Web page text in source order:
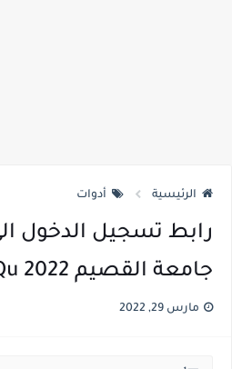
الرئيسية أدوات
رابط تسجيل الدخول
جامعة القصيم Blackboard Qu 2022
مارس 29, 2022